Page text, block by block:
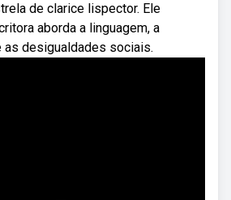
de clarice lispector. Ele
aborda a linguagem, a
as desigualdades sociais.